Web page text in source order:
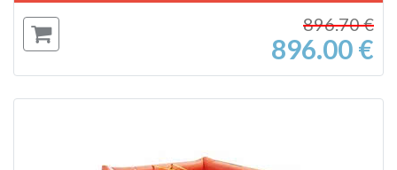
896.70 €
896.00 €